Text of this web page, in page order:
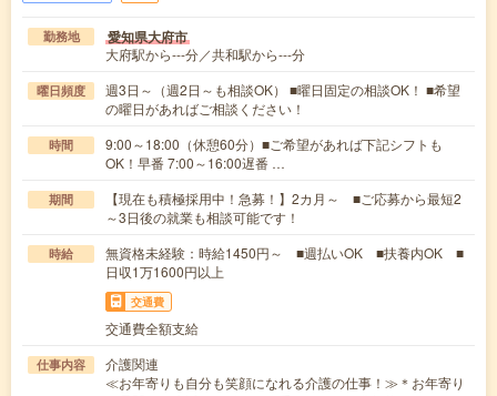
勤務地 愛知県大府市
大府駅から---分／共和駅から---分
曜日頻度
週3日～（週2日～も相談OK） ■曜日固定の相談OK！ ■希望
の曜日があればご相談ください！
時間
9:00～18:00（休憩60分）■ご希望があれば下記シフトも
OK！早番 7:00～16:00遅番 …
期間
【現在も積極採用中！急募！】2カ月～ ■ご応募から最短2
～3日後の就業も相談可能です！
時給
無資格未経験：時給1450円～ ■週払いOK ■扶養内OK ■
日収1万1600円以上
交通費
交通費全額支給
仕事内容
介護関連
≪お年寄りも自分も笑顔になれる介護の仕事！≫＊お年寄り